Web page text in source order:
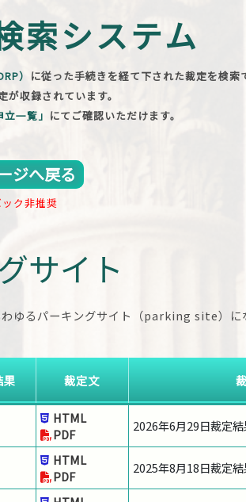
索システム
） に従った手続きを経て下された裁定を検索
収録されています。
立一覧」 にてご確認いただけます。
ジへ戻る
ク非推奨
サイト
ゆるパーキングサイト（parking site）に
果 裁定文
HTML
PDF
2026年6月29日裁定
HTML
PDF
2025年8月18日裁定